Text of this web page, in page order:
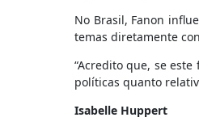
No Brasil, Fanon
temas diretamente
“Acredito que, se
políticas quanto
Isabelle Huppert